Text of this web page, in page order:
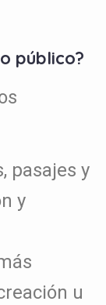
público?
pasajes y
y
u